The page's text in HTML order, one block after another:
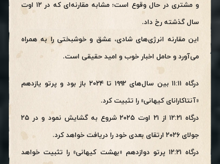
و مشتری در حال وقوع است؛ مشابه مقارنه‌ای که در ۱۲ اوت
سال گذشته رخ داد.
این مقارنه انرژی‌های شادی، عشق و خوشبختی را به همراه
می‌آورد و حامل اخبار خوب و امید حقیقی است.
درگاه ۱۱:۱۱ بین سال‌های ۱۹۹۲ تا ۲۰۲۴ باز بود و پرتو یازدهم
«آنتاکارانای کیهانی» را تثبیت کرد.
درگاه ۱۲:۲۱ از ۲۱ اوت ۲۰۲۵ شروع به گشایش نمود و در ۲۵
جولای ۲۰۲۶ ارتقای بعدی خود را دریافت خواهد کرد.
درگاه ۱۲:۲۱ پرتو دوازدهم «بهشت کیهانی» را تثبیت خواهد